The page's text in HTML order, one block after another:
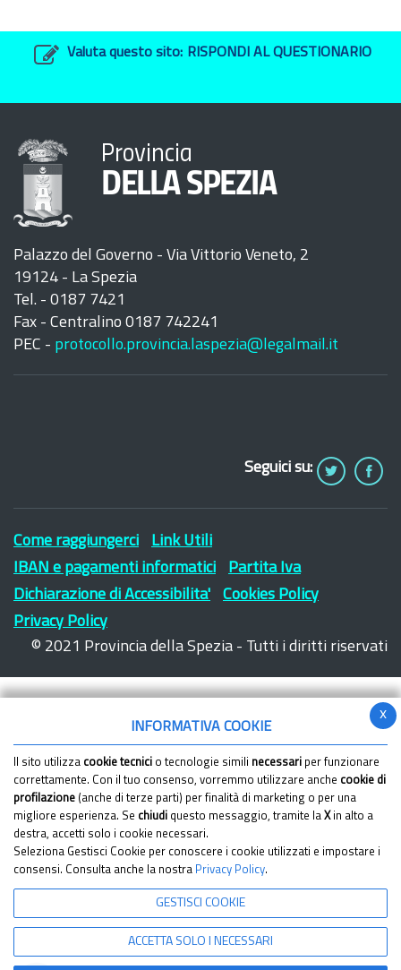
Valuta questo sito: RISPONDI AL QUESTIONARIO
Provincia
DELLA SPEZIA
Palazzo del Governo - Via Vittorio Veneto, 2
19124 - La Spezia
Tel. - 0187 7421
Fax - Centralino 0187 742241
PEC - protocollo.provincia.laspezia@legalmail.it
Seguici su:
Come raggiungerci
Link Utili
IBAN e pagamenti informatici
Partita Iva
Dichiarazione di Accessibilita'
Cookies Policy
Privacy Policy
© 2021 Provincia della Spezia - Tutti i diritti riservati
x
INFORMATIVA COOKIE
Il sito utilizza cookie tecnici o tecnologie simili necessari per funzionare
correttamente. Con il tuo consenso, vorremmo utilizzare anche cookie di
profilazione (anche di terze parti) per finalità di marketing o per una
migliore esperienza. Se chiudi questo messaggio, tramite la Xin alto a
destra, accetti solo i cookie necessari.
Seleziona Gestisci Cookie per conoscere i cookie utilizzati e impostare i
consensi. Consulta anche la nostra Privacy Policy.
GESTISCI COOKIE
ACCETTA SOLO I NECESSARI